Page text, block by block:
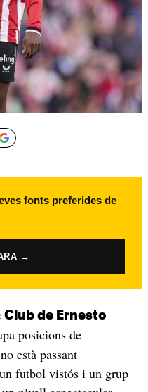
fonts preferides de
→
Club de Ernesto
posicions de
està passant
futbol vistós i un grup